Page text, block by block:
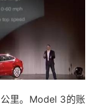
里。Model 3的账